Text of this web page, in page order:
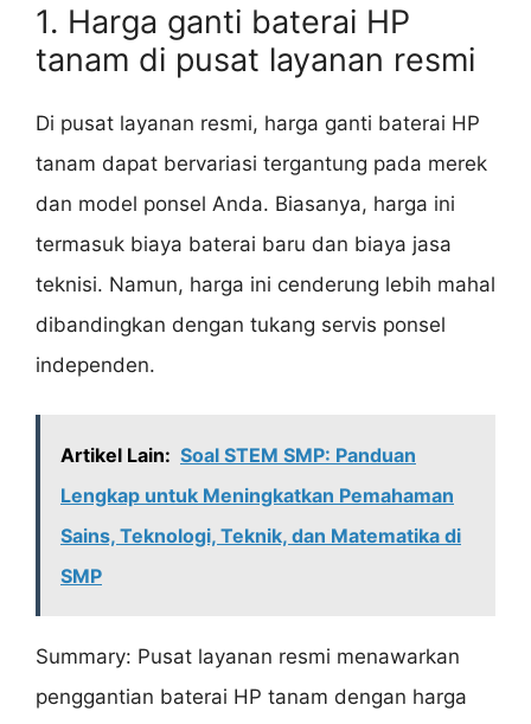
1. Harga ganti baterai HP
tanam di pusat layanan resmi
Di pusat layanan resmi, harga ganti baterai HP
tanam dapat bervariasi tergantung pada merek
dan model ponsel Anda. Biasanya, harga ini
termasuk biaya baterai baru dan biaya jasa
teknisi. Namun, harga ini cenderung lebih mahal
dibandingkan dengan tukang servis ponsel
independen.
Artikel Lain: Soal STEM SMP: Panduan
Lengkap untuk Meningkatkan Pemahaman
Sains, Teknologi, Teknik, dan Matematika di
SMP
Summary: Pusat layanan resmi menawarkan
penggantian baterai HP tanam dengan harga